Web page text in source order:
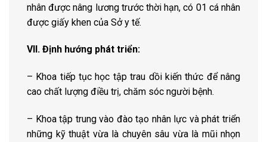
nhân được nâng lương trước thời hạn, có 01 cá nhân
được giấy khen của Sở y tế.
VII. Định hướng phát triển:
– Khoa tiếp tục học tập trau dồi kiến thức để nâng
cao chất lượng điều trị, chăm sóc người bệnh.
– Khoa tập trung vào đào tạo nhân lực và phát triển
những kỹ thuật vừa là chuyên sâu vừa là mũi nhọn